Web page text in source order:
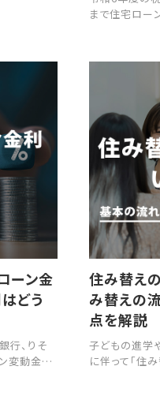
まで住宅ロー
気になってい
定額減税の
説するととも
なシミュレー
ーン金
どう
行、りそ
変動金利
住み替え
み替えの
点を解説
子どもの進学
に伴って「住